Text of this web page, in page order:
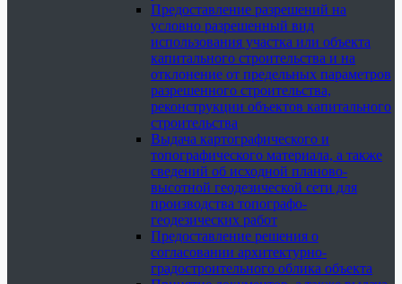
Предоставление разрешений на
условно разрешенный вид
использования участка или объекта
капитального строительства и на
отклонение от предельных параметров
разрешенного строительства,
реконструкции объектов капитального
строительства
Выдача картографического и
топографического материала, а также
сведений об исходной планово-
высотной геодезической сети для
производства топографо-
геодезических работ
Предоставление решения о
согласовании архитектурно-
градостроительного облика объекта